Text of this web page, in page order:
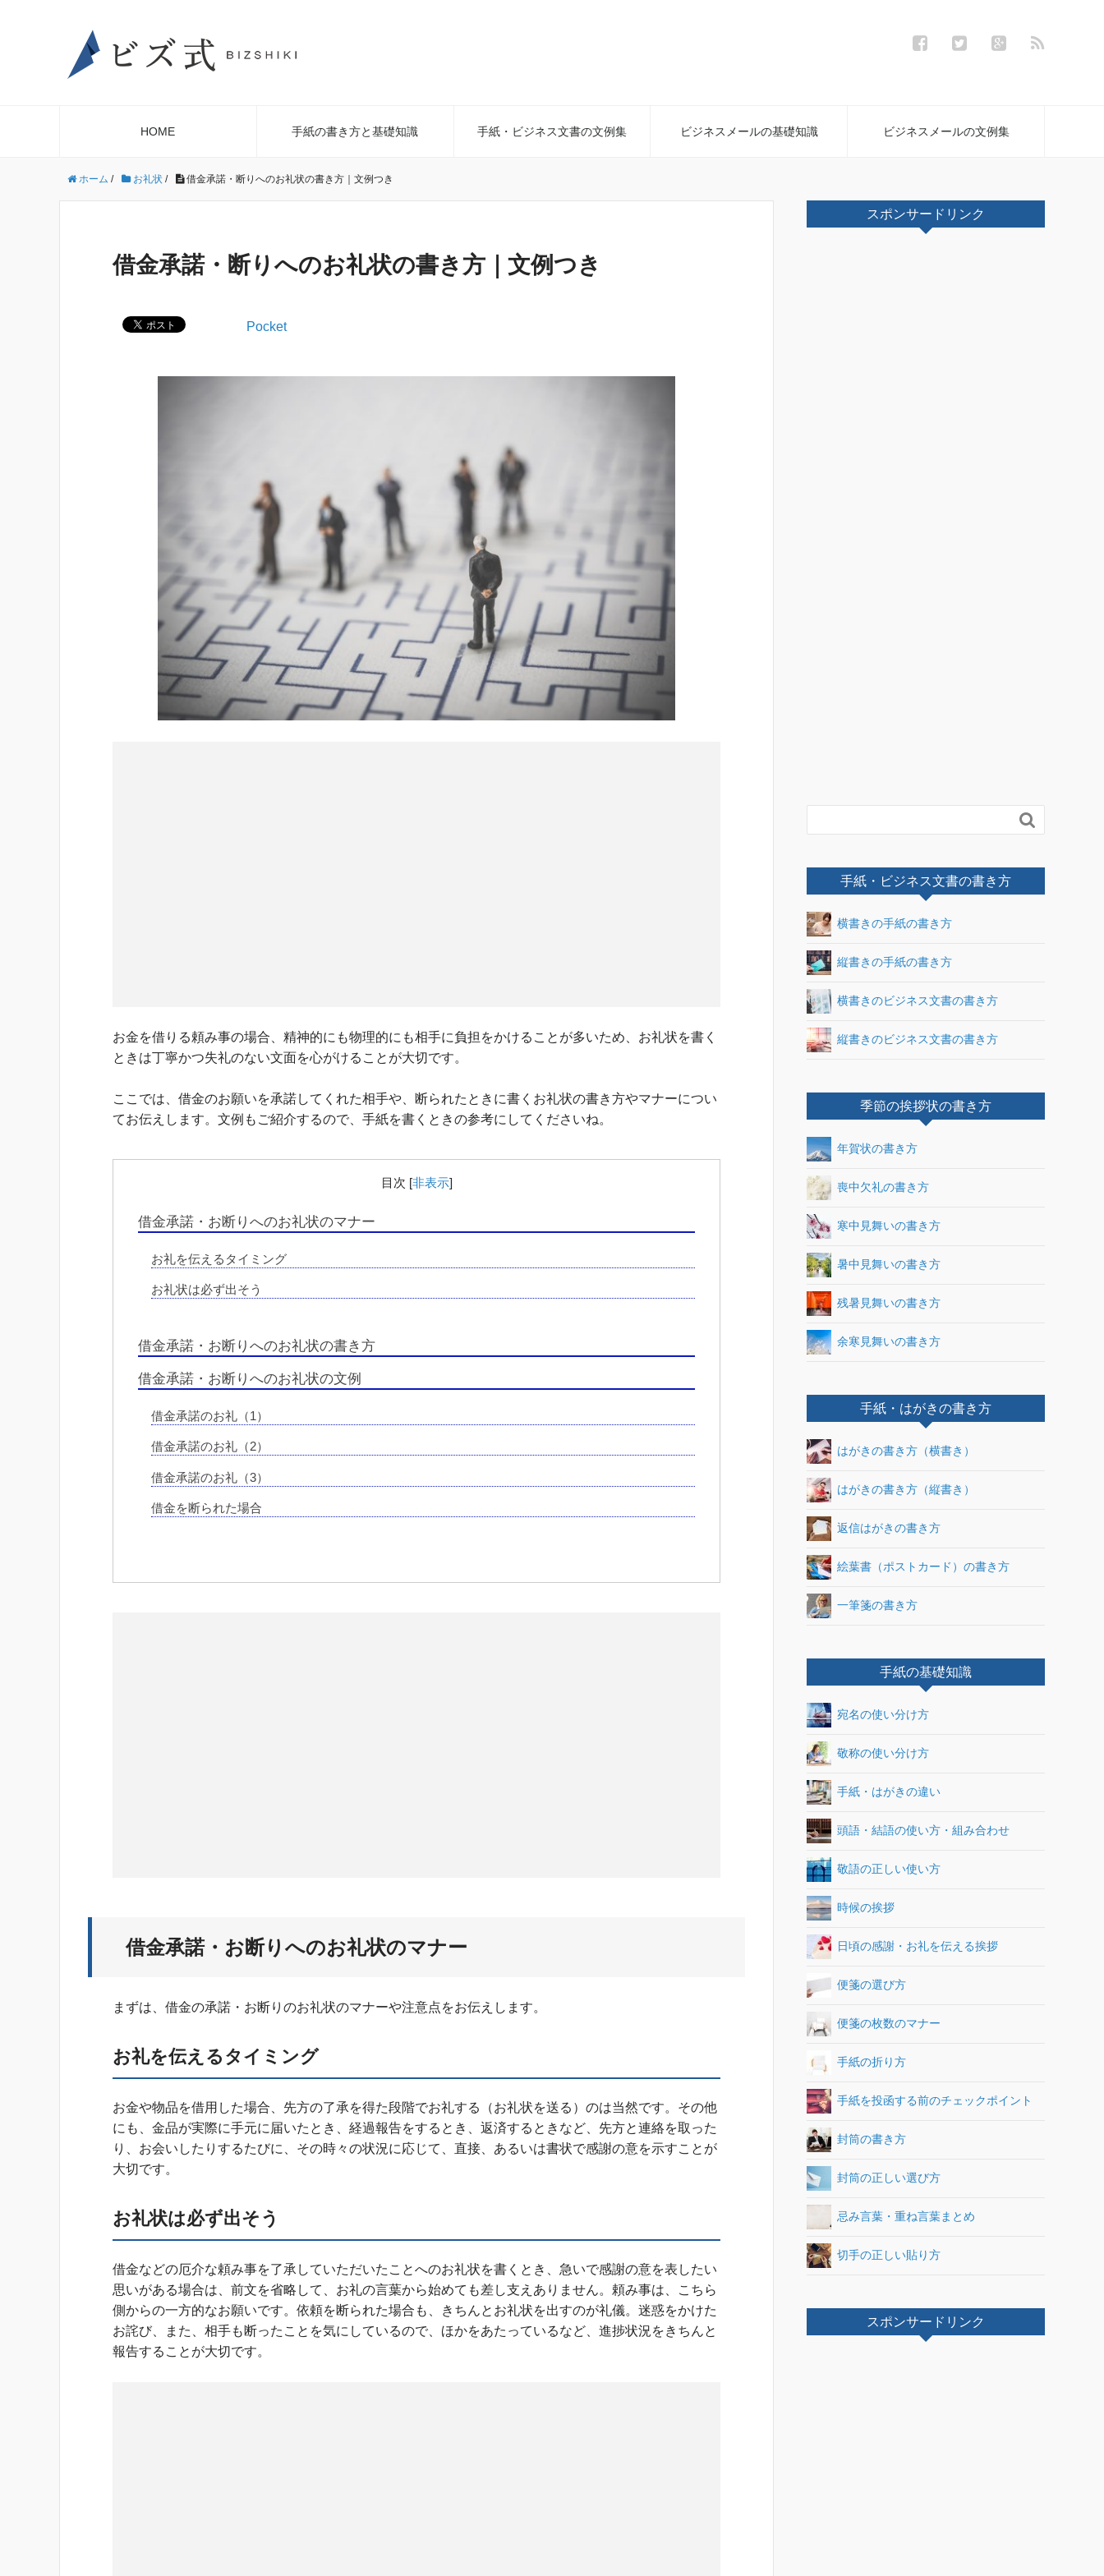
HOME 手紙の書き方と基礎知識 手紙・ビジネス文書の文例集 ビジネスメールの基礎知識 ビジネスメールの文例集
ホーム / お礼状 / 借金承諾・断りへのお礼状の書き方｜文例つき
借金承諾・断りへのお礼状の書き方｜文例つき
Pocket
お金を借りる頼み事の場合、精神的にも物理的にも相手に負担をかけることが多いため、お礼状を書く
ときは丁寧かつ失礼のない文面を心がけることが大切です。
ここでは、借金のお願いを承諾してくれた相手や、断られたときに書くお礼状の書き方やマナーについ
てお伝えします。文例もご紹介するので、手紙を書くときの参考にしてくださいね。
目次 [非表示]
借金承諾・お断りへのお礼状のマナー
お礼を伝えるタイミング
お礼状は必ず出そう
借金承諾・お断りへのお礼状の書き方
借金承諾・お断りへのお礼状の文例
借金承諾のお礼（1）
借金承諾のお礼（2）
借金承諾のお礼（3）
借金を断られた場合
借金承諾・お断りへのお礼状のマナー
まずは、借金の承諾・お断りのお礼状のマナーや注意点をお伝えします。
お礼を伝えるタイミング
お金や物品を借用した場合、先方の了承を得た段階でお礼する（お礼状を送る）のは当然です。その他
にも、金品が実際に手元に届いたとき、経過報告をするとき、返済するときなど、先方と連絡を取った
り、お会いしたりするたびに、その時々の状況に応じて、直接、あるいは書状で感謝の意を示すことが
大切です。
お礼状は必ず出そう
借金などの厄介な頼み事を了承していただいたことへのお礼状を書くとき、急いで感謝の意を表したい
思いがある場合は、前文を省略して、お礼の言葉から始めても差し支えありません。頼み事は、こちら
側からの一方的なお願いです。依頼を断られた場合も、きちんとお礼状を出すのが礼儀。迷惑をかけた
お詫び、また、相手も断ったことを気にしているので、ほかをあたっているなど、進捗状況をきちんと
報告することが大切です。
スポンサードリンク

手紙・ビジネス文書の書き方
横書きの手紙の書き方
縦書きの手紙の書き方
横書きのビジネス文書の書き方
縦書きのビジネス文書の書き方
季節の挨拶状の書き方
年賀状の書き方
喪中欠礼の書き方
寒中見舞いの書き方
暑中見舞いの書き方
残暑見舞いの書き方
余寒見舞いの書き方
手紙・はがきの書き方
はがきの書き方（横書き）
はがきの書き方（縦書き）
返信はがきの書き方
絵葉書（ポストカード）の書き方
一筆箋の書き方
手紙の基礎知識
宛名の使い分け方
敬称の使い分け方
手紙・はがきの違い
頭語・結語の使い方・組み合わせ
敬語の正しい使い方
時候の挨拶
日頃の感謝・お礼を伝える挨拶
便箋の選び方
便箋の枚数のマナー
手紙の折り方
手紙を投函する前のチェックポイント
封筒の書き方
封筒の正しい選び方
忌み言葉・重ね言葉まとめ
切手の正しい貼り方
スポンサードリンク